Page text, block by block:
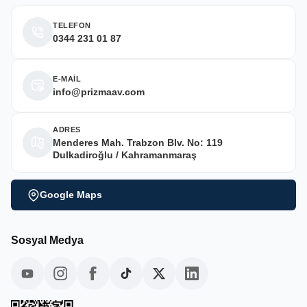
TELEFON
0344 231 01 87
E-MAİL
info@prizmaav.com
ADRES
Menderes Mah. Trabzon Blv. No: 119
Dulkadiroğlu / Kahramanmaraş
Google Maps
Sosyal Medya